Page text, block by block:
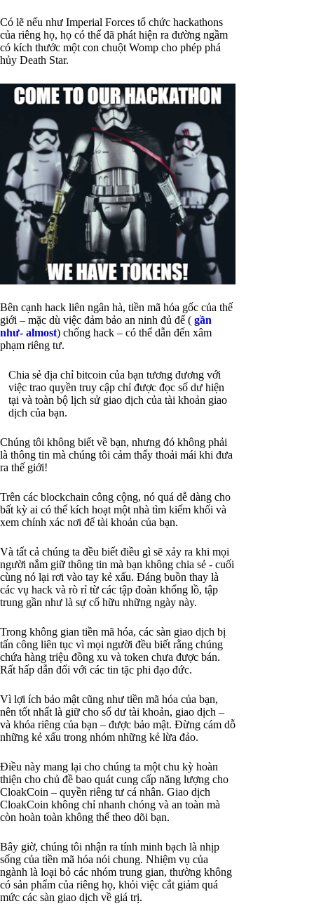
Có lẽ nếu như Imperial Forces tổ chức hackathons
của riêng họ, họ có thể đã phát hiện ra đường ngầm
có kích thước một con chuột Womp cho phép phá
hủy Death Star.
Bên cạnh hack liên ngân hà, tiền mã hóa gốc của thế
giới – mặc dù việc đảm bảo an ninh đủ để ( gần
như- almost) chống hack – có thể dẫn đến xâm
phạm riêng tư.
Chia sẻ địa chỉ bitcoin của bạn tương đương với
việc trao quyền truy cập chỉ được đọc số dư hiện
tại và toàn bộ lịch sử giao dịch của tài khoản giao
dịch của bạn.
Chúng tôi không biết về bạn, nhưng đó không phải
là thông tin mà chúng tôi cảm thấy thoải mái khi đưa
ra thế giới!
Trên các blockchain công cộng, nó quá dễ dàng cho
bất kỳ ai có thể kích hoạt một nhà tìm kiếm khối và
xem chính xác nơi để tài khoản của bạn.
Và tất cả chúng ta đều biết điều gì sẽ xảy ra khi mọi
người nắm giữ thông tin mà bạn không chia sẻ - cuối
cùng nó lại rơi vào tay kẻ xấu. Đáng buồn thay là
các vụ hack và rò rỉ từ các tập đoàn khổng lồ, tập
trung gần như là sự cố hữu những ngày này.
Trong không gian tiền mã hóa, các sàn giao dịch bị
tấn công liên tục vì mọi người đều biết rằng chúng
chứa hàng triệu đồng xu và token chưa được bán.
Rất hấp dẫn đối với các tin tặc phi đạo đức.
Vì lợi ích bảo mật cũng như tiền mã hóa của bạn,
nên tốt nhất là giữ cho số dư tài khoản, giao dịch –
và khóa riêng của bạn – được bảo mật. Đừng cám dỗ
những kẻ xấu trong nhóm những kẻ lừa đảo.
Điều này mang lại cho chúng ta một chu kỳ hoàn
thiện cho chủ đề bao quát cung cấp năng lượng cho
CloakCoin – quyền riêng tư cá nhân. Giao dịch
CloakCoin không chỉ nhanh chóng và an toàn mà
còn hoàn toàn không thể theo dõi bạn.
Bây giờ, chúng tôi nhận ra tính minh bạch là nhịp
sống của tiền mã hóa nói chung. Nhiệm vụ của
ngành là loại bỏ các nhóm trung gian, thường không
có sản phẩm của riêng họ, khỏi việc cắt giảm quá
mức các sàn giao dịch về giá trị.